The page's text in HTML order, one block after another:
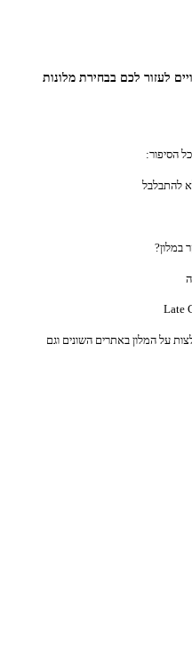
לעזור לכם בבחירת מלונות
הסיפור:
להתבלבל
במלון?
Late
על המלון באתרים השונים וגם